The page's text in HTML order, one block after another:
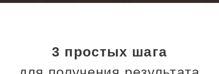
3 простых шага